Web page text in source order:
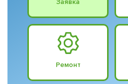
Заявка
Ремонт